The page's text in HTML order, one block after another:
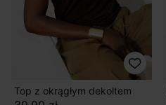
Top z okrągłym dekoltem